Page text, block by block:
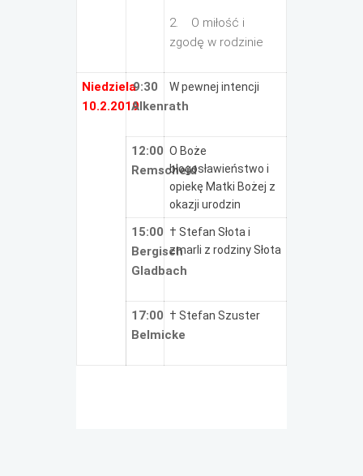
2. O miłość i
zgodę w rodzinie
Niedziela
10.2.2019
9:30
Alkenrath
W pewnej intencji
12:00
Remscheid
O Boże
błogosławieństwo i
opiekę Matki Bożej z
okazji urodzin
15:00
Bergisch
Gladbach
† Stefan Słota i
zmarli z rodziny Słota
17:00
Belmicke
† Stefan Szuster